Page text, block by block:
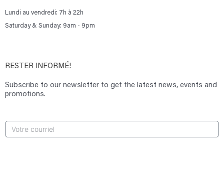
Lundi au vendredi: 7h à 22h
Saturday & Sunday: 9am - 9pm
RESTER INFORMÉ!
Subscribe to our newsletter to get the latest news, events and
promotions.